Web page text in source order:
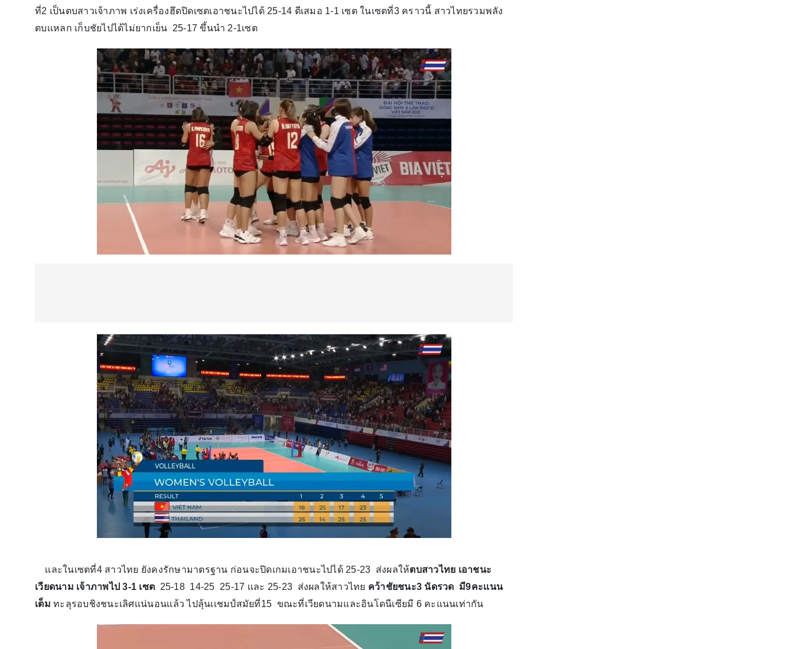
ที่2 เป็นตบสาวเจ้าภาพ เร่งเครื่องฮึดปิดเซตเอาชนะไปได้ 25-14 ตีเสมอ 1-1 เซต ในเซตที่3 คราวนี้ สาวไทยรวมพลัง
ตบเเหลก เก็บชัยไปได้ไม่ยากเย็น 25-17 ขึ้นนำ 2-1เซต
เเละในเซตที่4 สาวไทย ยังคงรักษามาตรฐาน ก่อนจะปิดเกมเอาชนะไปได้ 25-23 ส่งผลให้ตบสาวไทย เอาชนะ
เวียดนาม เจ้าภาพไป 3-1 เซต 25-18 14-25 25-17 เเละ 25-23 ส่งผลให้สาวไทย คว้าชัยชนะ3 นัดรวด มี9คะเเนน
เต็ม ทะลุรอบชิงชนะเลิศเเน่นอนเเล้ว ไปลุ้นเเชมป์สมัยที่15 ขณะที่เวียดนามและอินโดนีเซียมี 6 คะแนนเท่ากัน